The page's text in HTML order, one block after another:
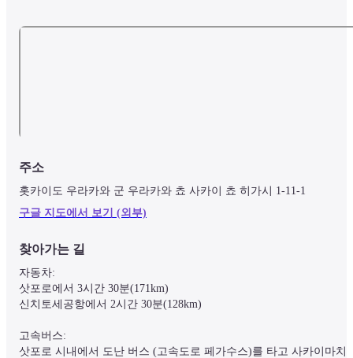
주소
홋카이도 우라카와 군 우라카와 쵸 사카이 쵸 히가시 1-11-1
구글 지도에서 보기 (외부)
찾아가는 길
자동차:
삿포로에서 3시간 30분(171km)
신치토세공항에서 2시간 30분(128km)
고속버스:
삿포로 시내에서 도난 버스 (고속도로 페가수스)를 타고 사카이마치